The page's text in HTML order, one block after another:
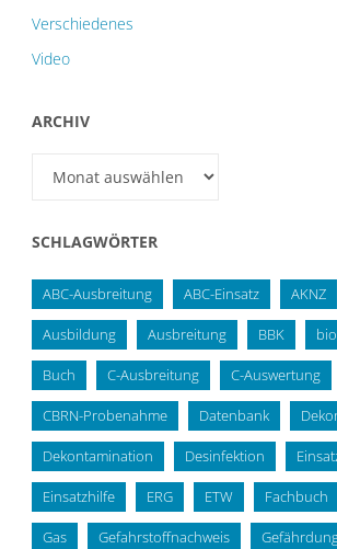
Verschiedenes
Video
ARCHIV
SCHLAGWÖRTER
ABC-Ausbreitung ABC-Einsatz AKNZ
Ausbildung Ausbreitung BBK
Buch C-Ausbreitung C-Auswertung
CBRN-Probenahme Datenbank
Dekontamination Desinfektion
Einsatzhilfe ERG ETW Fachbuch
Gas Gefahrstoffnachweis